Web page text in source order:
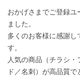
おかげさまでご登録
ました。
多くのお客様に感謝し
す。
人気の商品（チラシ
ド／名刺）が高品質で